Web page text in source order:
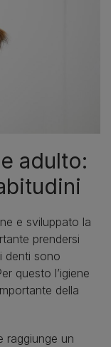
adulto:
e sviluppato la
prendersi
denti sono
questo l’igiene
della
raggiunge un